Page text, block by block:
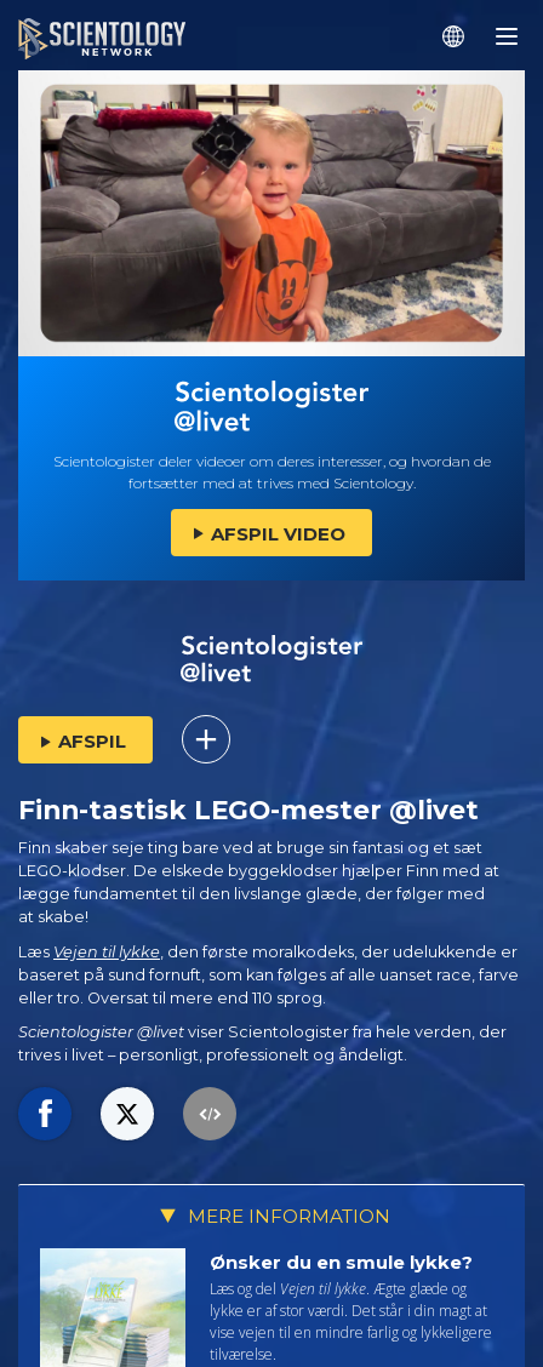
Scientologister deler videoer om deres interesser, og hvordan de
fortsætter med at trives med Scientology.
AFSPIL VIDEO
AFSPIL
Finn-tastisk LEGO-mester @livet
Finn skaber seje ting bare ved at bruge sin fantasi og et sæt
LEGO-klodser. De elskede byggeklodser hjælper Finn med at
lægge fundamentet til den livslange glæde, der følger med
at skabe!
Læs Vejen til lykke , den første moralkodeks, der udelukkende er
baseret på sund fornuft, som kan følges af alle uanset race, farve
eller tro. Oversat til mere end 110 sprog.
Scientologister @livet viser Scientologister fra hele verden, der
trives i livet – personligt, professionelt og åndeligt.
MERE INFORMATION
Ønsker du en smule lykke?
Læs og del Vejen til lykke. Ægte glæde og
lykke er af stor værdi. Det står i din magt at
vise vejen til en mindre farlig og lykkeligere
tilværelse.